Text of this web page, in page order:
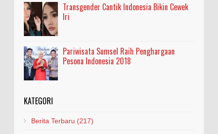
Transgender Cantik Indonesia Bikin Cewek
Iri
Pariwisata Sumsel Raih Penghargaan
Pesona Indonesia 2018
KATEGORI
Berita Terbaru (217)